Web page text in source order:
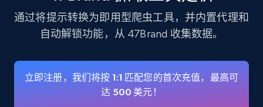
Instagram - Profiles - Collect profile
business account, Is professional account, Is
verified, and more.
通过将提示转换为即用型爬虫工具，并内置代理和
自动解锁功能，从 47Brand 收集数据。
立即注册，我们将按 1:1 匹配您的首次充值，最高可
达 500 美元！